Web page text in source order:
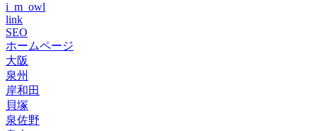
i_m_owl
link
SEO
ホームページ
大阪
泉州
岸和田
貝塚
泉佐野